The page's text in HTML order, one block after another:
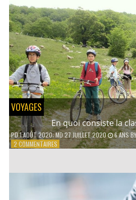
EN
ISRAËL
:
QUE
FAUT-
IL
CONNAÎTRE
?
VOYAGES
En quoi consiste la
PD1 AOÛT 2020; MD 27 JUILLET 2020 6 ANS
2 COMMENTAIRESSUR